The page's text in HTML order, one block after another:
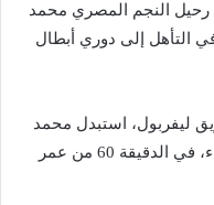
رحيل النجم المصري محمد
التأهل إلى دوري أبطال
ليفربول، استبدل محمد
صلاح أمام تشيلسي، أمس الأول، الأربعاء، في الدقيقة 60 من عمر